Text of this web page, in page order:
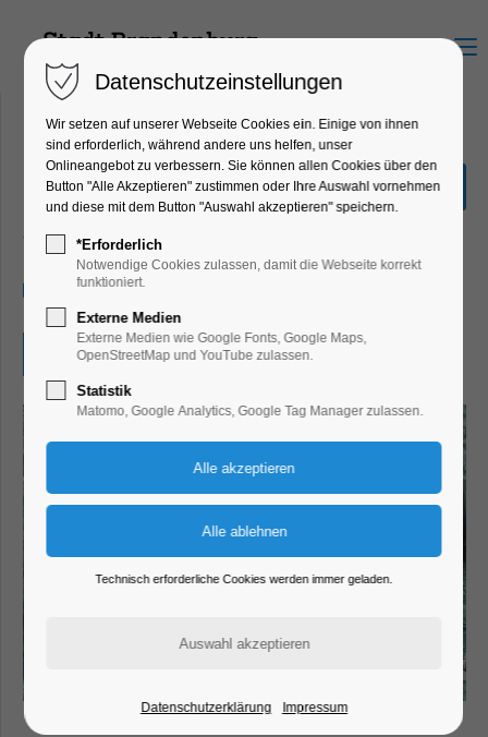
Menu
Quiz-Tour
Bildung, Vortrag, Ferienkalender, Kinder,
Jugend, Mitmach-Aktion
15.04.2025, 10:00–17:00
Eintritt frei
Datenschutzeinstellungen
Wir setzen auf unserer Webseite Cookies ein. Einige von ihnen
sind erforderlich, während andere uns helfen, unser
Onlineangebot zu verbessern. Sie können allen Cookies über den
Button "Alle Akzeptieren" zustimmen oder Ihre Auswahl vornehmen
und diese mit dem Button "Auswahl akzeptieren" speichern.
*Erforderlich
Notwendige Cookies zulassen, damit die Webseite korrekt
funktioniert.
Externe Medien
Externe Medien wie Google Fonts, Google Maps,
OpenStreetMap und YouTube zulassen.
Statistik
Matomo, Google Analytics, Google Tag Manager zulassen.
Technisch erforderliche Cookies werden immer geladen.
Datenschutzerklärung Impressum